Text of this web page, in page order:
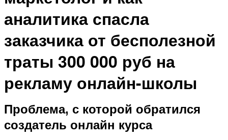
аналитика спасла
заказчика от бесполезной
траты 300 000 руб на
рекламу онлайн-школы
Проблема, с которой обратился
создатель онлайн курса